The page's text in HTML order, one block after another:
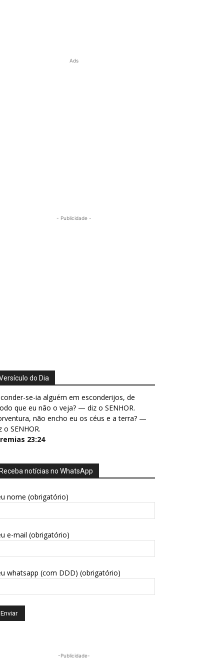
Ads
- Publicidade -
do Dia
se-ia alguém em esconderijos, de
que eu não o veja? — diz o SENHOR.
não encho eu os céus e a terra? —
o SENHOR.
23:24
Receba notícias no WhatsApp
nome (obrigatório)
e-mail (obrigatório)
whatsapp (com DDD) (obrigatório)
-Publicidade-